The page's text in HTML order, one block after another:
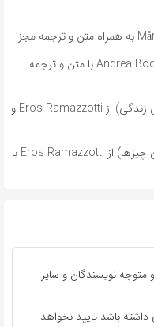
آهنگ ایتالیایی Love in Portofino از Andrea Bocelli با متن و ترجمه
آهنگ ایتالیایی Cose della vita (چیز های زندگی) از Eros Ramazzotti و
دیکلمه ایتالیایی Più bella cosa (زیبا ترین چیزها) از Eros Ramazzotti با
نویسندگان و سایر
باشد تایید نخواهد